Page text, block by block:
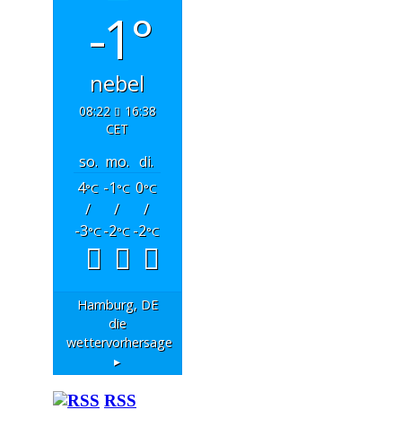
-1°
nebel
08:22
16:38
CET
so. mo. di.
4°C
/
-3°C
-1°C
/
-2°C
0°C
/
-2°C
Hamburg, DE
die
wettervorhersage
▸
RSS